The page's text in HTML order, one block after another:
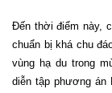
Đến thời điểm này,
chuẩn bị khá chu
vùng hạ du trong
diễn tập phương án